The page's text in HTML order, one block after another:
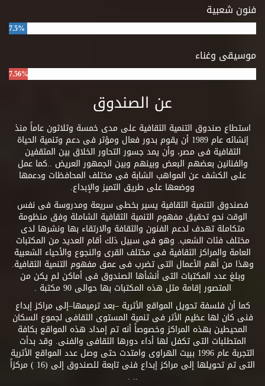
فنون شعبية
7.5%
موسيقى وغناء
7.56%
عن الصندوق
استطاع صندوق التنمية الثقافية على مدى خمسة وثلاثون عاماً منذ
إنشائه عام 1989 أن يقوم بدور فعال ومؤثر فى دعم وتنمية الحياة
الثقافية فى مصر، وأن يمد جسور التحاور الخلاق بين المثقفين
والفنانين بعضهم البعض وبينهم وبين الجمهور العريض ..كما عمل
على الكشف عن المواهب الشابة فى مختلف المحافظات ودعمها
ووضعها على طريق التميز والإبداع.
فصندوق التنمية الثقافية يسير بخطى سريعة ومدروسة فى نفس
الوقت نحو تحقيق مفهوم التنمية الثقافية الشاملة وفق منظومة
متكاملة تهدف لدعم الفنون والثقافة والارتقاء بها ونشرها لدى
مختلف فئات الشعب. وهو فى سبيل ذلك أقام العديد من المكتبات
العامة والمراكز الثقافية فى مختلف القرى والنجوع والأحياء الشعبية
وهذا من أهم الأعمال التى تضرب فى عمق مفهوم التنمية الثقافية.
وبلغ عدد المكتبات التى أنشأها الصندوق فى أماكن لم يكن من
المتصور إقامة مثل هذه المكتبات بها حوالى 90 مكتبة .
كما أن فلسفة تحويل المواقع الأثرية –بعد ترميمها–إلى مراكز إبداع
فنى كان لها عظيم الأثر فى تنمية المستوى الثقافى لجموع السكان
المحيطين بهذه المراكز وخصوصاً أنه تم إمداد هذه المواقع بكافة
المتطلبات التى تكفل لها أداء دورها الثقافى والفنى. وقد بدأت
التجربة عام 1996 ببيت الهراوى وامتدت حتى وصل عدد المواقع الأثرية
التى تم تحويلها إلى مراكز إبداع فنى تابعة للصندوق إلى (16 ) مركزاً
.. .